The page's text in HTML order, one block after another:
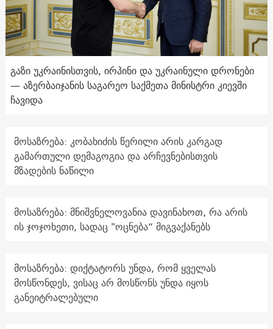
გაზი უკრაინისთვის, ირპინი და უკრაინული დრონები
— აზერბაიჯანის საგარეო საქმეთა მინისტრი კიევში
ჩავიდა
მოსაზრება: კობახიძის წერილი არის კარგად
გამართული დემაგოგია და არჩევნებისთვის
მზადების ნაწილი
მოსაზრება: მნიშვნელოვანია დავინახოთ, რა არის
ის ჯოჯოხეთი, სადაც "ოცნება“ მიგვაქანებს
მოსაზრება: დიქტატორს უნდა, რომ ყველას
მოსწონდეს, ვისაც არ მოსწონს უნდა იყოს
განეიტრალებული